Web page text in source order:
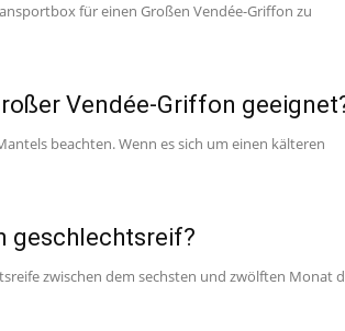
für einen Großen Vendée-Griffon zu
Vendée-Griffon
beachten. Wenn es sich um einen kälteren
geschlechtsreif?
zwischen dem sechsten und zwölften Monat